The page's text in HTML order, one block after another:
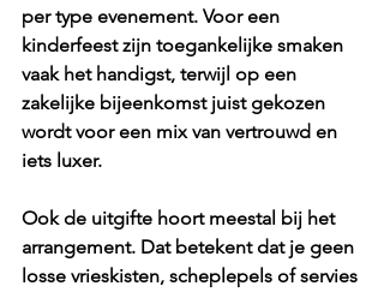
per type evenement. Voor een
kinderfeest zijn toegankelijke smaken
vaak het handigst, terwijl op een
zakelijke bijeenkomst juist gekozen
wordt voor een mix van vertrouwd en
iets luxer.
Ook de uitgifte hoort meestal bij het
arrangement. Dat betekent dat je geen
losse vrieskisten, scheplepels of servies